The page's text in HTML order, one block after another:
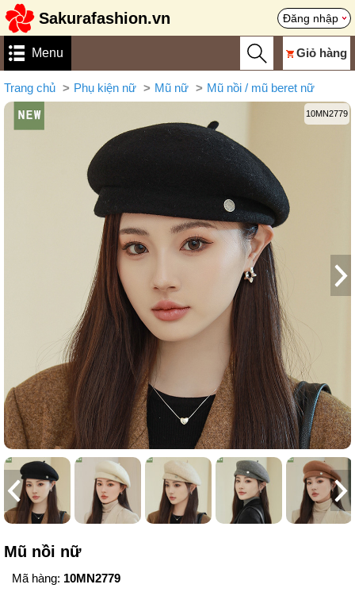
Sakurafashion.vn Đăng nhập
Menu Giỏ hàng
Trang chủ Phụ kiện nữ Mũ nữ Mũ nồi / mũ beret nữ
10MN2779
Mũ nồi nữ
Mã hàng: 10MN2779